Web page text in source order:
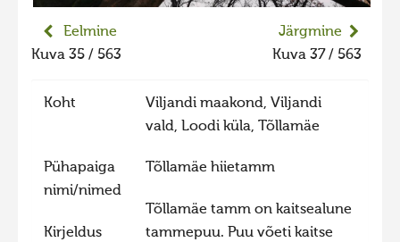
Liikuvad kuvad 2024
Hiite kuvavõistlus 2023 lisa
Hiite kuvavõistlus 2022
Hiite kuvavõistlus 2022 lisa
Liikuvad kuvad 2022
Eelmine
Kuva 35 / 563
Järgmine
Kuva 37 / 563
Koht
Viljandi maakond, Viljandi
vald, Loodi küla, Tõllamäe
Pühapaiga
nimi/nimed
Tõllamäe hiietamm
Kirjeldus
Tõllamäe tamm on kaitsealune
tammepuu. Puu võeti kaitse